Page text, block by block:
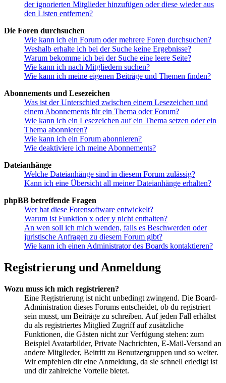
der ignorierten Mitglieder hinzufügen oder diese wieder aus
den Listen entfernen?
Die Foren durchsuchen
Wie kann ich ein Forum oder mehrere Foren durchsuchen?
Weshalb erhalte ich bei der Suche keine Ergebnisse?
Warum bekomme ich bei der Suche eine leere Seite?
Wie kann ich nach Mitgliedern suchen?
Wie kann ich meine eigenen Beiträge und Themen finden?
Abonnements und Lesezeichen
Was ist der Unterschied zwischen einem Lesezeichen und
einem Abonnements für ein Thema oder Forum?
Wie kann ich ein Lesezeichen auf ein Thema setzen oder ein
Thema abonnieren?
Wie kann ich ein Forum abonnieren?
Wie deaktiviere ich meine Abonnements?
Dateianhänge
Welche Dateianhänge sind in diesem Forum zulässig?
Kann ich eine Übersicht all meiner Dateianhänge erhalten?
phpBB betreffende Fragen
Wer hat diese Forensoftware entwickelt?
Warum ist Funktion x oder y nicht enthalten?
An wen soll ich mich wenden, falls es Beschwerden oder
juristische Anfragen zu diesem Forum gibt?
Wie kann ich einen Administrator des Boards kontaktieren?
Registrierung und Anmeldung
Wozu muss ich mich registrieren?
Eine Registrierung ist nicht unbedingt zwingend. Die Board-
Administration dieses Forums entscheidet, ob du registriert
sein musst, um Beiträge zu schreiben. Auf jeden Fall erhältst
du als registriertes Mitglied Zugriff auf zusätzliche
Funktionen, die Gästen nicht zur Verfügung stehen: zum
Beispiel Avatarbilder, Private Nachrichten, E-Mail-Versand an
andere Mitglieder, Beitritt zu Benutzergruppen und so weiter.
Wir empfehlen dir eine Anmeldung, da sie schnell erledigt ist
und dir zahlreiche Vorteile bietet.